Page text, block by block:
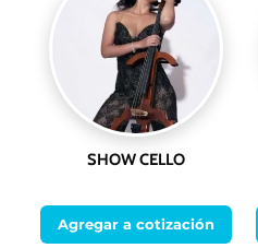
SHOW CELLO
Agregar a cotización